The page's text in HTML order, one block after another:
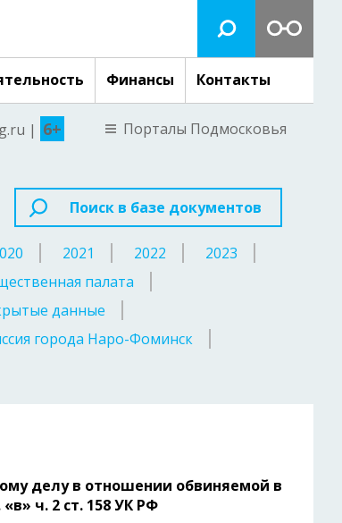
Финансы Контакты
| 6+ Порталы Подмосковья
Поиск в базе документов
2021 2022
2023
палата
данные
города Наро-Фоминск
делу в отношении обвиняемой в
ч. 2 ст. 158 УК РФ